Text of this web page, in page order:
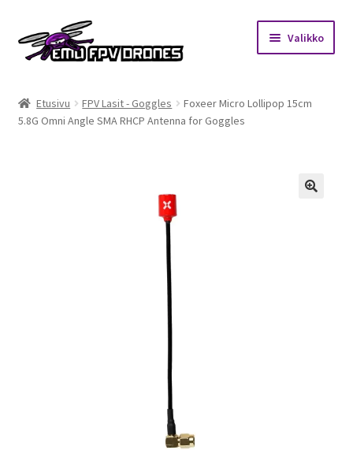
Siirry
navigointiin
Siirry
sisältöön
Valikko
Kauppa
Beta65 – Betacube – Betaflight Configuration
Etusivu FPV Lasit - Goggles
Foxeer Micro Lollipop 15cm
5.8G Omni Angle SMA RHCP Antenna for Goggles